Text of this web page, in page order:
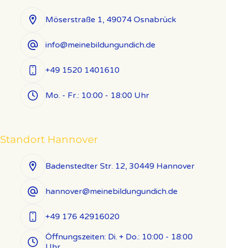
Möserstraße 1, 49074 Osnabrück
info@meinebildungundich.de
+49 1520 1401610
Mo. - Fr.: 10:00 - 18:00 Uhr
Standort Hannover
Badenstedter Str. 12, 30449 Hannover
hannover@meinebildungundich.de
+49 176 42916020
Öffnungszeiten: Di. + Do.: 10:00 - 18:00